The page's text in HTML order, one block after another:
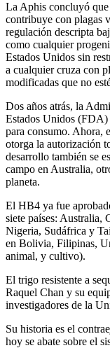
La Aphis concluyó que
contribuye con plagas
regulación descripta
como cualquier
Estados Unidos sin
a cualquier cruza con
modificadas que no
Dos años atrás, la
Estados Unidos (FDA)
para consumo. Ahora,
otorga la autorización
desarrollo también se
campo en Australia,
planeta.
El HB4 ya fue
siete países: Australia,
Nigeria, Sudáfrica y
en Bolivia, Filipinas,
animal, y cultivo).
El trigo resistente a
Raquel Chan y su
investigadores de la
Su historia es el
hoy se abate sobre el